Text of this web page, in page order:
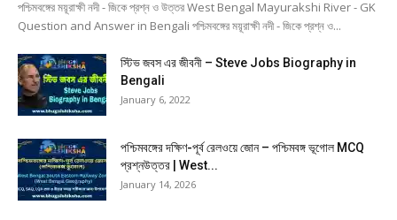
পশ্চিমবঙ্গের ময়ূরাক্ষী নদী - জিকে প্রশ্ন ও উত্তর West Bengal Mayurakshi River - GK
Question and Answer in Bengali পশ্চিমবঙ্গের ময়ূরাক্ষী নদী - জিকে প্রশ্ন ও...
স্টিভ জবস এর জীবনী – Steve Jobs Biography in
Bengali
January 6, 2022
পশ্চিমবঙ্গের দক্ষিণ-পূর্ব রেলওয়ে জোন – পশ্চিমবঙ্গ ভূগোল MCQ
প্রশ্নউত্তর | West...
January 14, 2026